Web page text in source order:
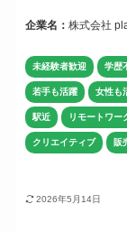
企業名： 株式会社
未経験者歓迎 学歴
若手も活躍 女性も
駅近 リモートワー
クリエイティブ 販
2026年5月14日